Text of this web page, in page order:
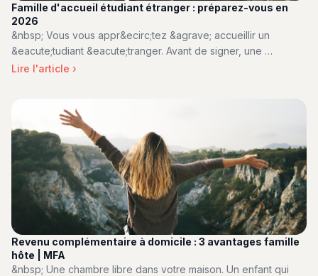
Famille d'accueil étudiant étranger : préparez-vous en
2026
&nbsp; Vous vous appr&ecirc;tez &agrave; accueillir un
&eacute;tudiant &eacute;tranger. Avant de signer, une …
Lire l'article ›
Revenu complémentaire à domicile : 3 avantages famille
hôte | MFA
&nbsp; Une chambre libre dans votre maison. Un enfant qui